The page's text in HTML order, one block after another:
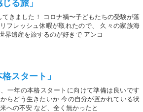
る旅」
きました！ コロナ禍〜子どもたちの受験が落
フレッシュ休暇が取れたので、 久々の家族海
界遺産を旅するのが好きで アンコ
スタート」
一年の本格スタートに向けて準備は良いです
らどう生きたいか 今の自分が置かれている状
への不安 など、全く無かったと